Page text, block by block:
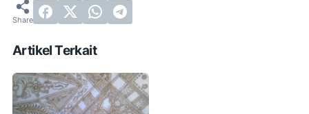
Artikel Terkait